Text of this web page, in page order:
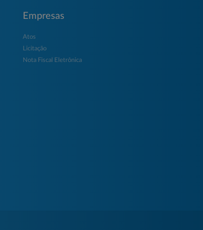
Empresas
Atos
Licitação
Nota Fiscal Eletrônica